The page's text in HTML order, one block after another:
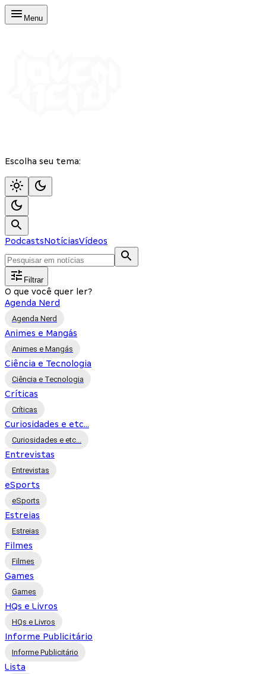
Menu
Escolha seu tema:
PodcastsNotíciasVídeos
Filtrar
O que você quer ler?
Agenda Nerd
Agenda Nerd
Animes e Mangás
Animes e Mangás
Ciência e Tecnologia
Ciência e Tecnologia
Críticas
Críticas
Curiosidades e etc...
Curiosidades e etc...
Entrevistas
Entrevistas
eSports
eSports
Estreias
Estreias
Filmes
Filmes
Games
Games
HQs e Livros
HQs e Livros
Informe Publicitário
Informe Publicitário
Lista